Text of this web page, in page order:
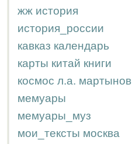
жж история
история_россии
кавказ календарь
карты китай книги
космос л.а. мартынов
мемуары
мемуары_муз
мои_тексты москва